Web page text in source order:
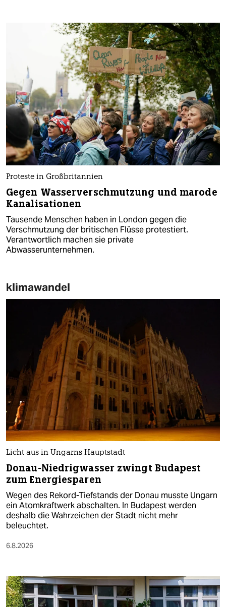
Proteste in Großbritannien
Gegen Wasserverschmutzung und marode
Kanalisationen
Tausende Menschen haben in London gegen die
Verschmutzung der britischen Flüsse protestiert.
Verantwortlich machen sie private
Abwasserunternehmen.
klimawandel
Licht aus in Ungarns Hauptstadt
Donau-Niedrigwasser zwingt Budapest
zum Energiesparen
Wegen des Rekord-Tiefstands der Donau musste Ungarn
ein Atomkraftwerk abschalten. In Budapest werden
deshalb die Wahrzeichen der Stadt nicht mehr
beleuchtet.
6.8.2026